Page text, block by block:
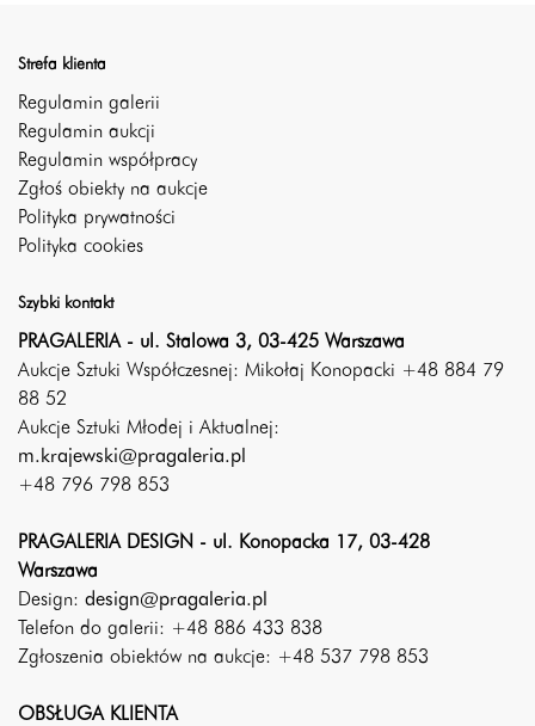
Strefa klienta
Regulamin galerii
Regulamin aukcji
Regulamin współpracy
Zgłoś obiekty na aukcje
Polityka prywatności
Polityka cookies
Szybki kontakt
PRAGALERIA - ul. Stalowa 3, 03-425 Warszawa
Aukcje Sztuki Współczesnej: Mikołaj Konopacki +48 884 79
88 52
Aukcje Sztuki Młodej i Aktualnej:
m.krajewski@pragaleria.pl
+48 796 798 853
PRAGALERIA DESIGN - ul. Konopacka 17, 03-428
Warszawa
Design: design@pragaleria.pl
Telefon do galerii: +48 886 433 838
Zgłoszenia obiektów na aukcje: +48 537 798 853
OBSŁUGA KLIENTA